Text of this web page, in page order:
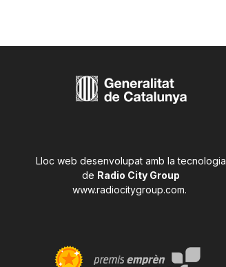
Lloc web desenvolupat amb la tecnologia
de Radio City Group
www.radiocitygroup.com.